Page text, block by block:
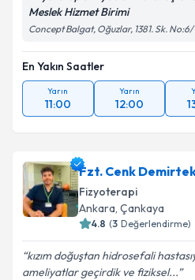
Meslek Hizmet Birimi
Concept Balgat, Oğuzlar, 1381. Sk.
En Yakın Saatler
Yarın
11:00
Yarın
12:00
Fzt. Cenk
Fizyoterapi
Ankara, Çankaya
4.8 (3 Değerlendirme)
kızım doğuştan hidrosefali
ameliyatlar geçirdik ve fiziksel...